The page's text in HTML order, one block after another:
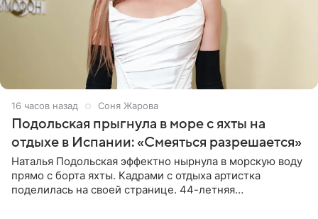
16 часов назад Соня Жарова
Подольская прыгнула в море с яхты на
отдыхе в Испании: «Смеяться разрешается»
Наталья Подольская эффектно нырнула в морскую воду
прямо с борта яхты. Кадрами с отдыха артистка
поделилась на своей странице. 44-летняя